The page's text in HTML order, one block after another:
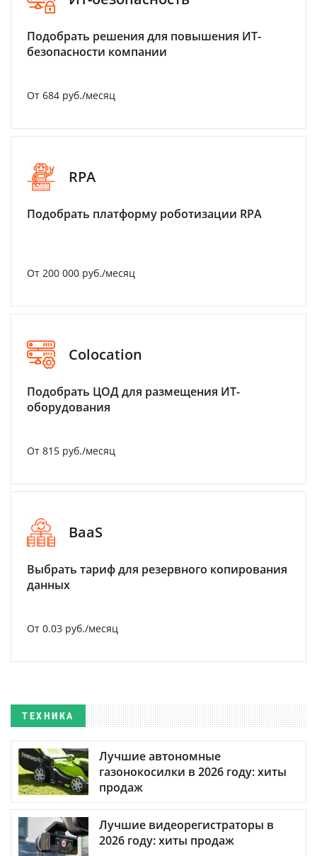
Подобрать решения для повышения ИТ-
безопасности компании
От 684 руб./месяц
RPA
Подобрать платформу роботизации RPA
От 200 000 руб./месяц
Colocation
Подобрать ЦОД для размещения ИТ-
оборудования
От 815 руб./месяц
BaaS
Выбрать тариф для резервного копирования
данных
От 0.03 руб./месяц
ТЕХНИКА
Лучшие автономные
газонокосилки в 2026 году: хиты
продаж
Лучшие видеорегистраторы в
2026 году: хиты продаж